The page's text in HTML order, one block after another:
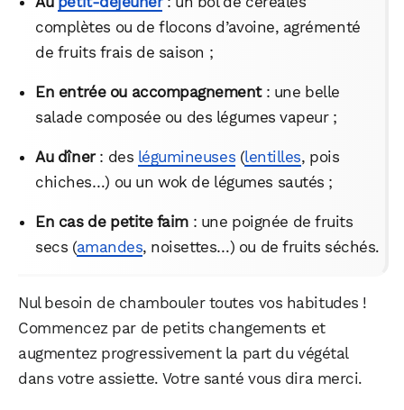
complètes ou de flocons d’avoine, agrémenté
de fruits frais de saison ;
En entrée ou accompagnement: une belle
salade composée ou des légumes vapeur ;
Au dîner: des légumineuses (lentilles, pois
chiches…) ou un wok de légumes sautés ;
En cas de petite faim: une poignée de fruits
secs (amandes, noisettes…) ou de fruits séchés.
Nul besoin de chambouler toutes vos habitudes !
Commencez par de petits changements et
augmentez progressivement la part du végétal
dans votre assiette. Votre santé vous dira merci.
WhatsApp Telegram Email
Facebook LinkedIn